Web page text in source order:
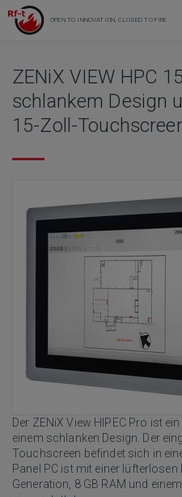
OPEN TO INNOVATION, CLOSED TO FIRE
ZENiX VIEW HPC
schlankem Design
15-Zoll-
Der ZENiX View HIPEC Pro ist
einem schlanken Design. Der
Touchscreen befindet sich in
Panel PC ist mit einer lüfterlosen
Generation, 8 GB RAM und